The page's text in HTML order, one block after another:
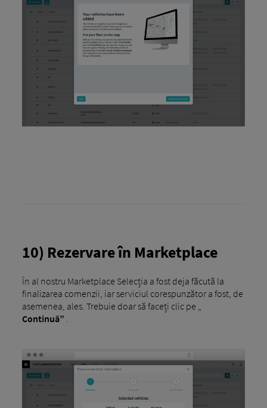
10) Rezervare în Marketplace
În al nostru Marketplace Selecția a fost deja făcută la
finalizarea comenzii, iar serviciul corespunzător a fost, de
asemenea, ales. Trebuie doar să faceți clic pe „
Continuă”